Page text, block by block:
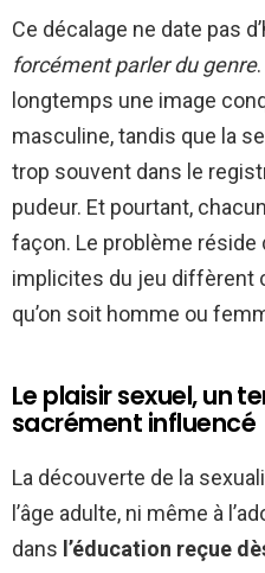
Ce décalage ne date pas
forcément parler du genre
longtemps une image
masculine, tandis que la
trop souvent dans le
pudeur. Et pourtant,
façon. Le problème
implicites du jeu diffèrent
qu’on soit homme ou
Le plaisir sexuel, un
sacrément influencé
La découverte de la
l’âge adulte, ni même à
dans l’éducation reçue